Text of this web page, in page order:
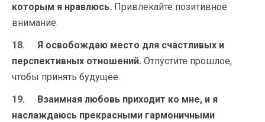
которым я нравлюсь. Привлекайте позитивное
внимание.
Я освобождаю место для счастливых и
перспективных отношений. Отпустите прошлое,
чтобы принять будущее.
Взаимная любовь приходит ко мне, и я
наслаждаюсь прекрасными гармоничными